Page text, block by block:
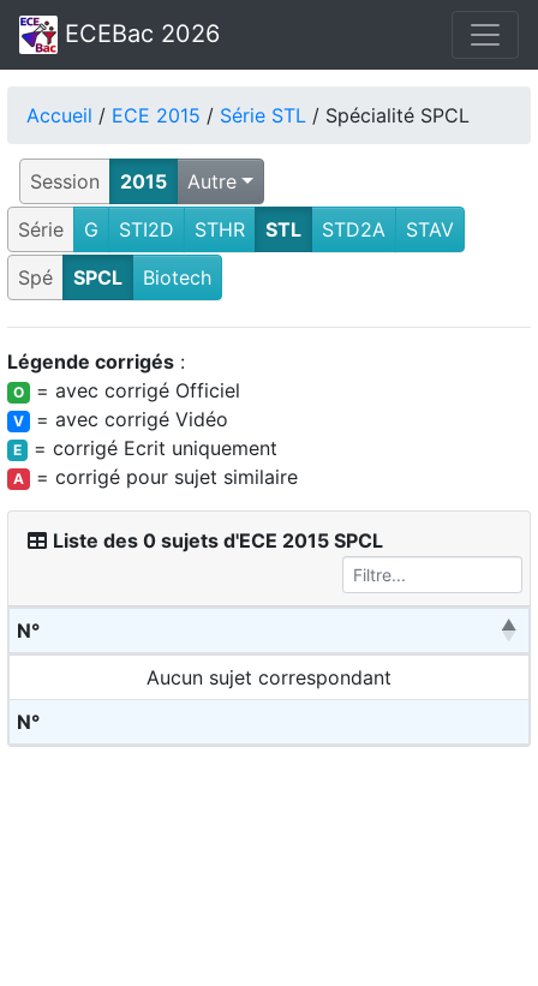
ECEBac 2026
Accueil / ECE 2015 / Série STL / Spécialité SPCL
Session 2015
Autre
Série
G STI2D STHR STL STD2A
STAV
Spé
SPCL Biotech
Légende corrigés :
O = avec corrigé Officiel
V = avec corrigé Vidéo
E = corrigé Ecrit uniquement
A = corrigé pour sujet similaire
Liste des 0 sujets d'ECE 2015 SPCL
N°
N°
Aucun sujet correspondant